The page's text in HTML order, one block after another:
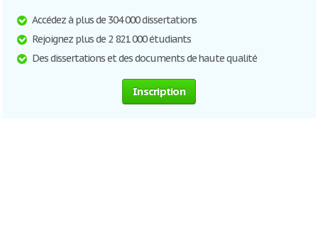
Accédez à plus de 304 000 dissertations
Rejoignez plus de 2 821 000 étudiants
Des dissertations et des documents de haute qualité
Inscription